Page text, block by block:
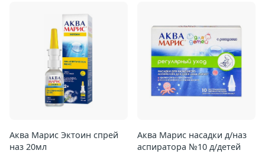
Аква Марис Эктоин спрей
наз 20мл
Аква Марис насадки д/наз
аспиратора №10 д/детей